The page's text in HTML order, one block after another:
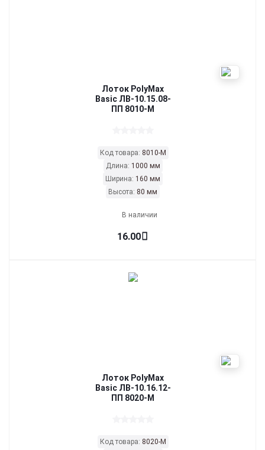
Лоток PolyMax
Basic ЛВ-10.15.08-
ПП 8010-М
Код товара: 8010-М
Длина: 1000 мм
Ширина: 160 мм
Высота: 80 мм
В наличии
16.00
Лоток PolyMax
Basic ЛВ-10.16.12-
ПП 8020-М
Код товара: 8020-М